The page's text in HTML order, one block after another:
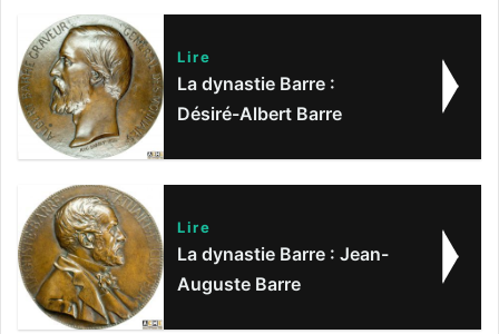
Lire
La dynastie Barre :
Désiré-Albert Barre
Lire
La dynastie Barre : Jean-
Auguste Barre